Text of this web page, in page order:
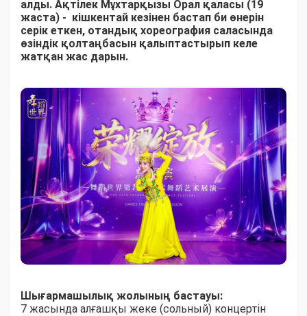
алды. Ақтілек Мұхтарқызы Орал қаласы (19
жаста) - кішкентай кезінен бастап би өнерін
серік еткен, отандық хореография саласында
өзіндік қолтаңбасын қалыптастырып келе
жатқан жас дарын.
Шығармашылық жолының бастауы:
7 жасында алғашқы жеке (сольный) концертін